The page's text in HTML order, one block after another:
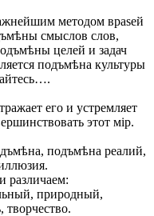
методом враsей
смыслов слов,
целей и задач
подъмѣна культуры
его и устремляет
этот мiр.
подъмѣна реалий,
различаем:
природный,
творчество.